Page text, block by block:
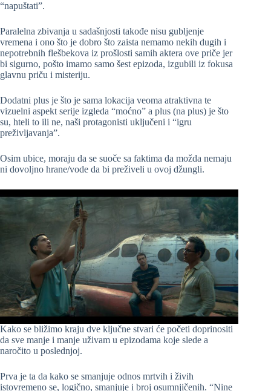
“napuštati”.
Paralelna zbivanja u sadašnjosti takođe nisu gubljenje
vremena i ono što je dobro što zaista nemamo nekih dugih i
nepotrebnih flešbekova iz prošlosti samih aktera ove priče jer
bi sigurno, pošto imamo samo šest epizoda, izgubili iz fokusa
glavnu priču i misteriju.
Dodatni plus je što je sama lokacija veoma atraktivna te
vizuelni aspekt serije izgleda “moćno” a plus (na plus) je što
su, hteli to ili ne, naši protagonisti uključeni i “igru
preživljavanja”.
Osim ubice, moraju da se suoče sa faktima da možda nemaju
ni dovoljno hrane/vode da bi preživeli u ovoj džungli.
Kako se bližimo kraju dve ključne stvari će početi doprinositi
da sve manje i manje uživam u epizodama koje slede a
naročito u poslednjoj.
Prva je ta da kako se smanjuje odnos mrtvih i živih
istovremeno se, logično, smanjuje i broj osumnjičenih. “Nine